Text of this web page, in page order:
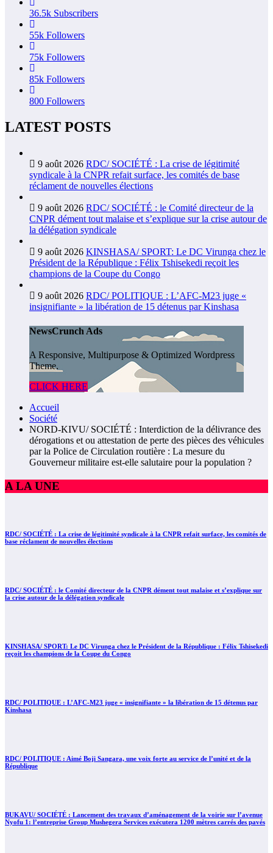
36.5k Subscribers
55k Followers
75k Followers
85k Followers
800 Followers
LATEST POSTS
9 août 2026 RDC/ SOCIÉTÉ : La crise de légitimité
syndicale à la CNPR refait surface, les comités de base
réclament de nouvelles élections
9 août 2026 RDC/ SOCIÉTÉ : le Comité directeur de la
CNPR dément tout malaise et s’explique sur la crise autour de
la délégation syndicale
9 août 2026 KINSHASA/ SPORT: Le DC Virunga chez le
Président de la République : Félix Tshisekedi reçoit les
champions de la Coupe du Congo
9 août 2026 RDC/ POLITIQUE : L’AFC-M23 juge «
insignifiante » la libération de 15 détenus par Kinshasa
NewsCrunch Ads
A Responsive, Multipurpose & Optimized Wordpress
Theme.
CLICK HERE
Accueil
Société
NORD-KIVU/ SOCIÉTÉ : Interdiction de la délivrance des
dérogations et ou attestation de perte des pièces des véhicules
par la Police de Circulation routière : La mesure du
Gouverneur militaire est-elle salutaire pour la population ?
A LA UNE
RDC/ SOCIÉTÉ : La crise de légitimité syndicale à la CNPR refait surface, les comités de
base réclament de nouvelles élections
RDC/ SOCIÉTÉ : le Comité directeur de la CNPR dément tout malaise et s’explique sur
la crise autour de la délégation syndicale
KINSHASA/ SPORT: Le DC Virunga chez le Président de la République : Félix Tshisekedi
reçoit les champions de la Coupe du Congo
RDC/ POLITIQUE : L’AFC-M23 juge « insignifiante » la libération de 15 détenus par
Kinshasa
RDC/ POLITIQUE : Aimé Boji Sangara, une voix forte au service de l’unité et de la
République
BUKAVU/ SOCIÉTÉ : Lancement des travaux d’aménagement de la voirie sur l’avenue
Nyofu 1: l’entreprise Group Mushegera Services exécutera 1200 mètres carrés des pavés